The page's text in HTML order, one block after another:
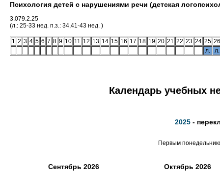
Психология детей с нарушениями речи (детская
3.079.2.25
(л.: 25-33 нед. п.з.: 34,41-43 нед. )
1 2 3 4 5 6 7 8 9 10 11 12 13 14 15 16 17 18 19 20 21 22 23 24 25 26
л.
л.
Календарь учебных
2025 -
Первым
Сентябрь 2026 Октябрь 2026